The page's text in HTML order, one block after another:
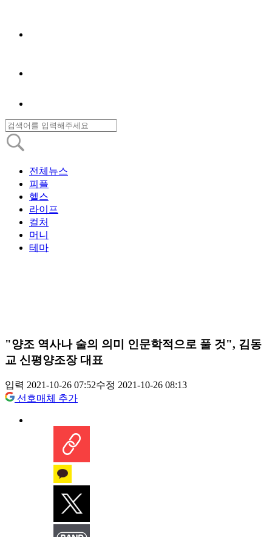
전체뉴스
피플
헬스
라이프
컬처
머니
테마
"양조 역사나 술의 의미 인문학적으로 풀 것", 김동
교 신평양조장 대표
입력 2021-10-26 07:52수정 2021-10-26 08:13
선호매체 추가